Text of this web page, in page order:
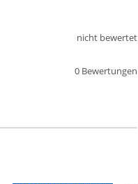
0 Bewertungen
nicht bewertet